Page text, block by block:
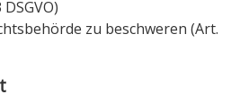
zu beschweren (Art.